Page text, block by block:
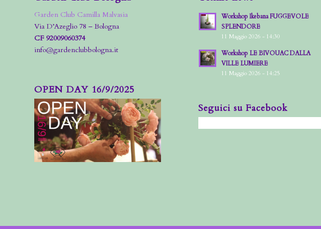
Garden Club Camilla Malvasia
Via D’Azeglio 78 – Bologna
CF 92009060374
info@gardenclubbologna.it
OPEN DAY 16/9/2025
Workshop Ikebana FUGGEVOLE
SPLENDORE
11 Maggio 2026 - 14:30
Workshop LE BIVOUAC DALLA
VILLE LUMIERE
11 Maggio 2026 - 14:25
Seguici su Facebook